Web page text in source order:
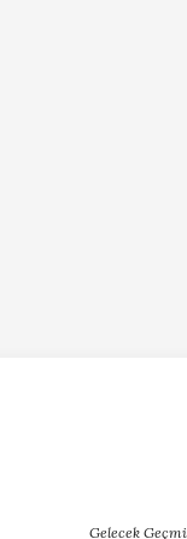
Gelecek